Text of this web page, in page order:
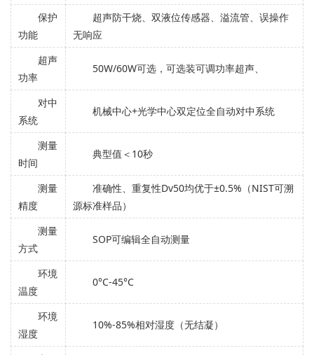
保护
功能
超声防干烧、双液位传感器、溢流管、误操作
无响应
超声
功率
50W/60W可选，可选装可调功率超声、
对中
系统
机械中心+光学中心双定位全自动对中系统
测量
时间
典型值＜10秒
测量
精度
准确性、重复性Dv50均优于±0.5%（NIST可溯
源标准样品）
测量
方式
SOP可编辑全自动测量
环境
温度
0°C-45°C
环境
湿度
10%-85%相对湿度（无结凝）